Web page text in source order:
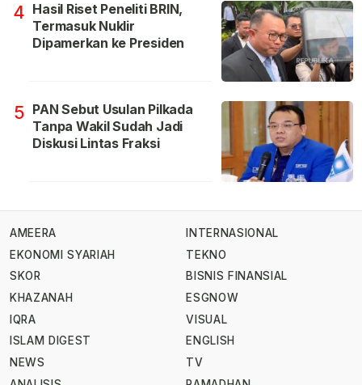
4 Hasil Riset Peneliti BRIN,
Termasuk Nuklir
Dipamerkan ke Presiden
5 PAN Sebut Usulan Pilkada
Tanpa Wakil Sudah Jadi
Diskusi Lintas Fraksi
AMEERA
EKONOMI SYARIAH
SKOR
KHAZANAH
IQRA
ISLAM DIGEST
NEWS
INTERNASIONAL
TEKNO
BISNIS FINANSIAL
ESGNOW
VISUAL
ENGLISH
TV